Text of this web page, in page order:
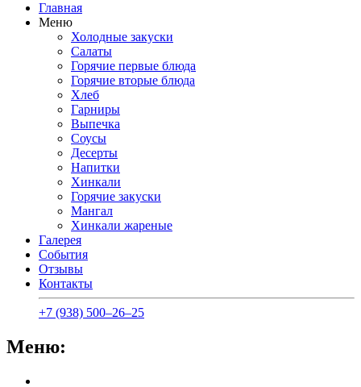
Главная
Меню
Холодные закуски
Салаты
Горячие первые блюда
Горячие вторые блюда
Хлеб
Гарниры
Выпечка
Соусы
Десерты
Напитки
Хинкали
Горячие закуски
Мангал
Хинкали жареные
Галерея
События
Отзывы
Контакты
+7 (938) 500‒26‒25
Меню: